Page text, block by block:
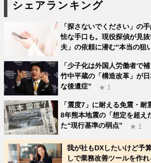
シェアランキング
「探さないでください」の
怯な手口も。現役探偵が見
夫」の依頼に潜む“本当の狙
「少子化は外国人労働者で
竹中平蔵の「構造改革」が
な後遺症”
★ 1
「震度7」に耐える免震・
8年熊本地震の「想定を超え
た“現行基準の弱点”
★ 1
我が社もDXしたいけど予
しで業務改善ツールを作